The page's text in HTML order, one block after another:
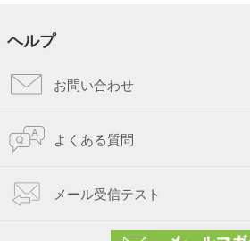
ヘルプ
お問い合わせ
よくある質問
メール受信テスト